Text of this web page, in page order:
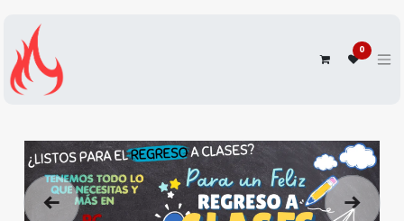
0
Anterior